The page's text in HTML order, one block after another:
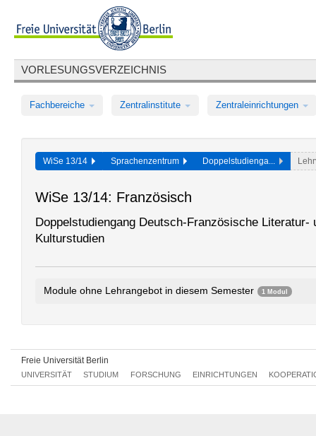
VORLESUNGSVERZEICHNIS
Fachbereiche Zentralinstitute Zentraleinrichtungen
WiSe 13/14 Sprachenzentrum Doppelstudienga...
WiSe 13/14: Französisch
Doppelstudiengang Deutsch-Französische Literatur-
Kulturstudien
Module ohne Lehrangebot in diesem Semester 1 Modul
Freie Universität Berlin
UNIVERSITÄT STUDIUM FORSCHUNG EINRICHTUNGEN